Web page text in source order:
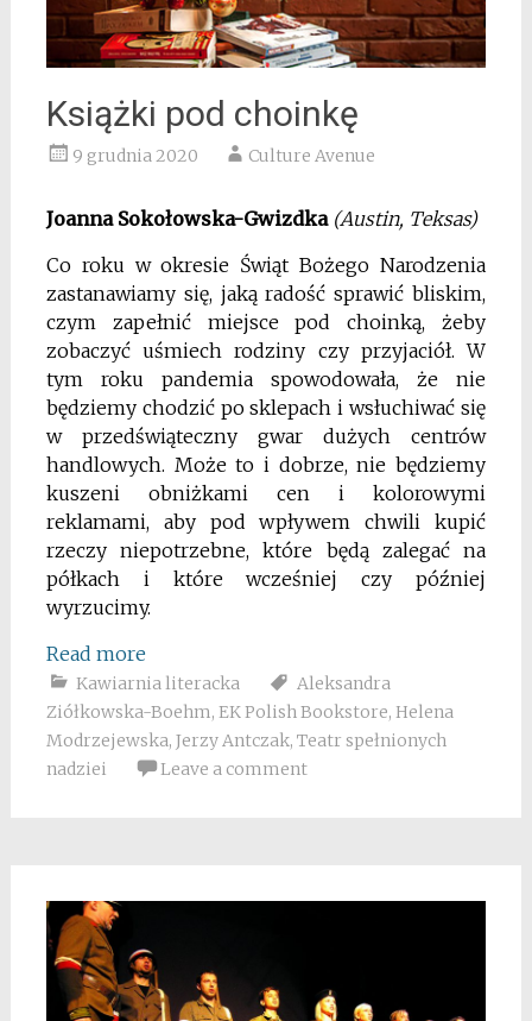
Książki pod choinkę
9 grudnia 2020 Culture Avenue
Joanna Sokołowska-Gwizdka (Austin, Teksas)
Co roku w okresie Świąt Bożego Narodzenia
zastanawiamy się, jaką radość sprawić bliskim,
czym zapełnić miejsce pod choinką, żeby
zobaczyć uśmiech rodziny czy przyjaciół. W
tym roku pandemia spowodowała, że nie
będziemy chodzić po sklepach i wsłuchiwać się
w przedświąteczny gwar dużych centrów
handlowych. Może to i dobrze, nie będziemy
kuszeni obniżkami cen i kolorowymi
reklamami, aby pod wpływem chwili kupić
rzeczy niepotrzebne, które będą zalegać na
półkach i które wcześniej czy później
wyrzucimy.
Read more
Kawiarnia literacka
Aleksandra
Ziółkowska-Boehm, EK Polish Bookstore, Helena
Modrzejewska, Jerzy Antczak, Teatr spełnionych
nadziei
Leave a comment